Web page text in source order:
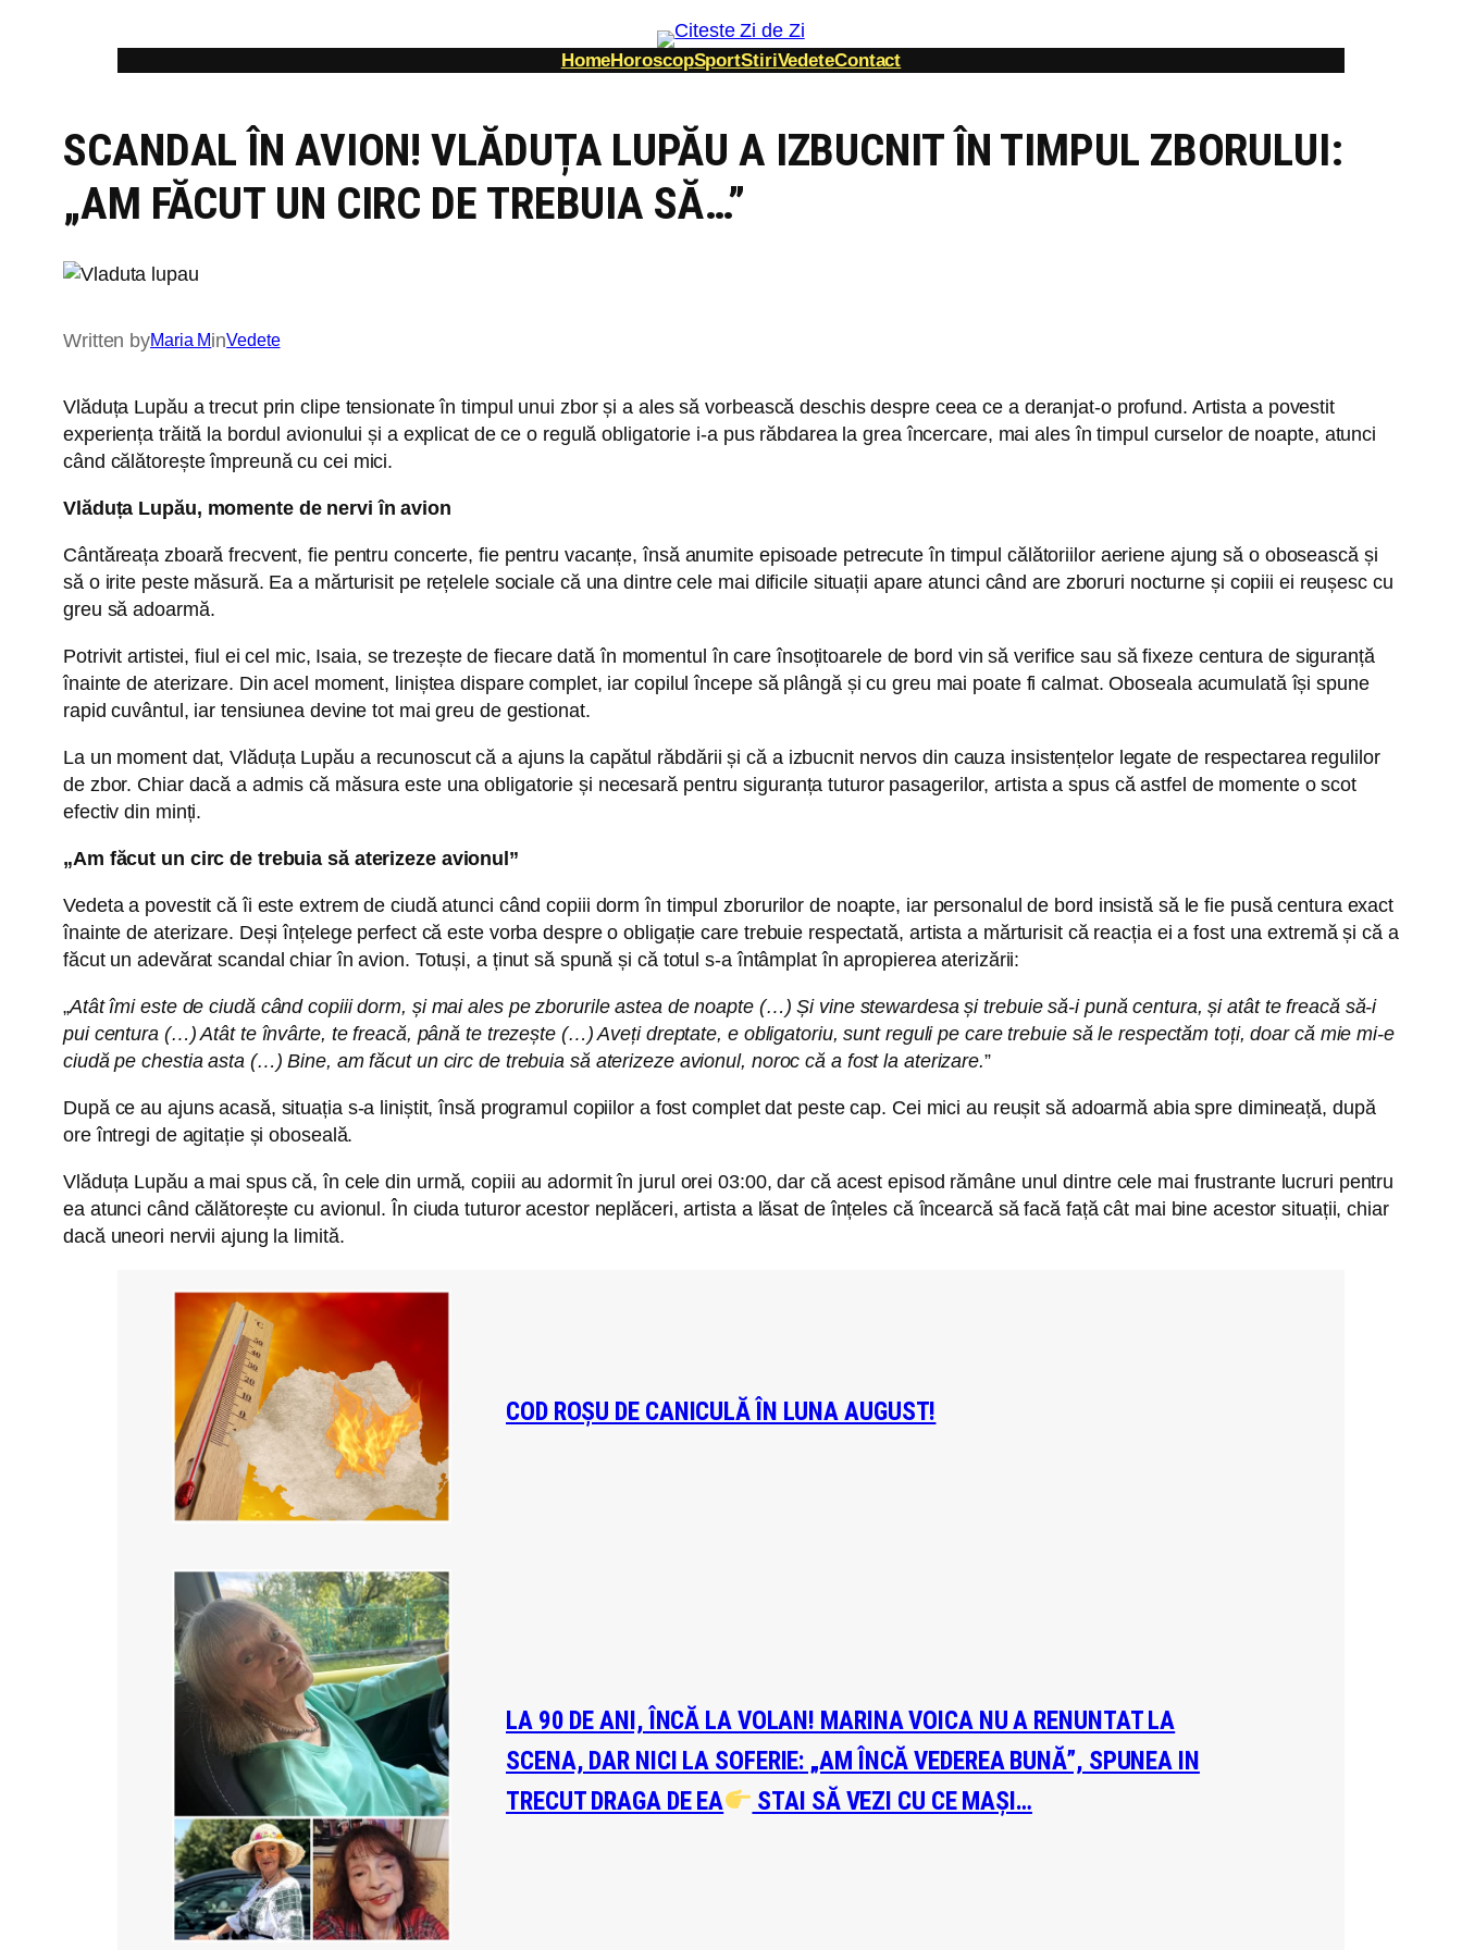
HomeHoroscopSportStiriVedeteContact
SCANDAL ÎN AVION! VLĂDUȚA LUPĂU A IZBUCNIT ÎN TIMPUL ZBORULUI:
„AM FĂCUT UN CIRC DE TREBUIA SĂ…”
Written byMaria MinVedete
Vlăduța Lupău a trecut prin clipe tensionate în timpul unui zbor și a ales să vorbească deschis despre ceea ce a deranjat-o profund. Artista a povestit
experiența trăită la bordul avionului și a explicat de ce o regulă obligatorie i-a pus răbdarea la grea încercare, mai ales în timpul curselor de noapte, atunci
când călătorește împreună cu cei mici.
Vlăduța Lupău, momente de nervi în avion
Cântăreața zboară frecvent, fie pentru concerte, fie pentru vacanțe, însă anumite episoade petrecute în timpul călătoriilor aeriene ajung să o obosească și
să o irite peste măsură. Ea a mărturisit pe rețelele sociale că una dintre cele mai dificile situații apare atunci când are zboruri nocturne și copiii ei reușesc cu
greu să adoarmă.
Potrivit artistei, fiul ei cel mic, Isaia, se trezește de fiecare dată în momentul în care însoțitoarele de bord vin să verifice sau să fixeze centura de siguranță
înainte de aterizare. Din acel moment, liniștea dispare complet, iar copilul începe să plângă și cu greu mai poate fi calmat. Oboseala acumulată își spune
rapid cuvântul, iar tensiunea devine tot mai greu de gestionat.
La un moment dat, Vlăduța Lupău a recunoscut că a ajuns la capătul răbdării și că a izbucnit nervos din cauza insistențelor legate de respectarea regulilor
de zbor. Chiar dacă a admis că măsura este una obligatorie și necesară pentru siguranța tuturor pasagerilor, artista a spus că astfel de momente o scot
efectiv din minți.
„Am făcut un circ de trebuia să aterizeze avionul”
Vedeta a povestit că îi este extrem de ciudă atunci când copiii dorm în timpul zborurilor de noapte, iar personalul de bord insistă să le fie pusă centura exact
înainte de aterizare. Deși înțelege perfect că este vorba despre o obligație care trebuie respectată, artista a mărturisit că reacția ei a fost una extremă și că a
făcut un adevărat scandal chiar în avion. Totuși, a ținut să spună și că totul s-a întâmplat în apropierea aterizării:
„Atât îmi este de ciudă când copiii dorm, și mai ales pe zborurile astea de noapte (…) Și vine stewardesa și trebuie să-i pună centura, și atât te freacă să-i
pui centura (…) Atât te învârte, te freacă, până te trezește (…) Aveți dreptate, e obligatoriu, sunt reguli pe care trebuie să le respectăm toți, doar că mie mi-e
ciudă pe chestia asta (…) Bine, am făcut un circ de trebuia să aterizeze avionul, noroc că a fost la aterizare.”
După ce au ajuns acasă, situația s-a liniștit, însă programul copiilor a fost complet dat peste cap. Cei mici au reușit să adoarmă abia spre dimineață, după
ore întregi de agitație și oboseală.
Vlăduța Lupău a mai spus că, în cele din urmă, copiii au adormit în jurul orei 03:00, dar că acest episod rămâne unul dintre cele mai frustrante lucruri pentru
ea atunci când călătorește cu avionul. În ciuda tuturor acestor neplăceri, artista a lăsat de înțeles că încearcă să facă față cât mai bine acestor situații, chiar
dacă uneori nervii ajung la limită.
COD ROȘU DE CANICULĂ ÎN LUNA AUGUST!
LA 90 DE ANI, ÎNCĂ LA VOLAN! MARINA VOICA NU A RENUNTAT LA
SCENA, DAR NICI LA SOFERIE: „AM ÎNCĂ VEDEREA BUNĂ”, SPUNEA IN
TRECUT DRAGA DE EA
STAI SĂ VEZI CU CE MAȘI…